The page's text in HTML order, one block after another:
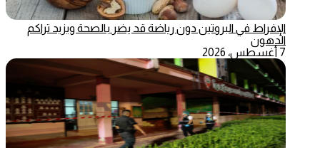
الإفراط في البروتين دون رياضة قد يضر بالصحة ويزيد تراكم
الدهون
7 أغسطس، 2026